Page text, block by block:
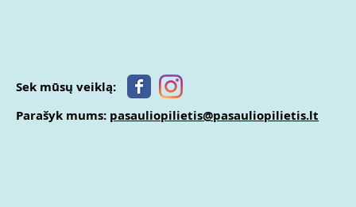
Sek mūsų veiklą:
Parašyk mums: pasauliopilietis@pasauliopilietis.lt